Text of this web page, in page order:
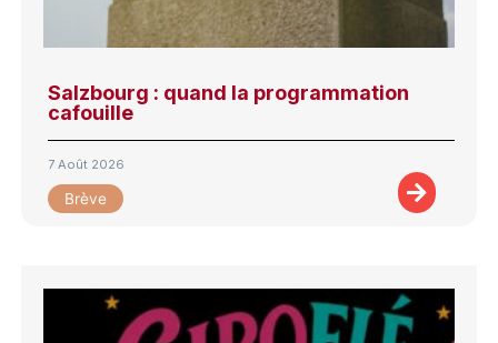
Salzbourg : quand la programmation
cafouille
7 Août 2026
Brève